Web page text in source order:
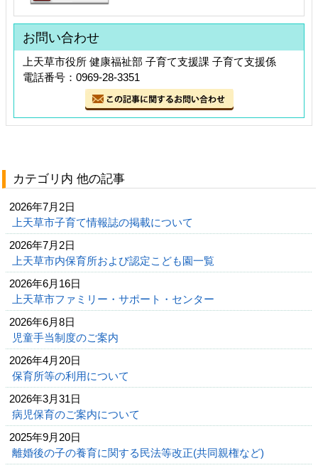
お問い合わせ
上天草市役所 健康福祉部 子育て支援課 子育て支援係
電話番号：0969-28-3351
カテゴリ内 他の記事
2026年7月2日
上天草市子育て情報誌の掲載について
2026年7月2日
上天草市内保育所および認定こども園一覧
2026年6月16日
上天草市ファミリー・サポート・センター
2026年6月8日
児童手当制度のご案内
2026年4月20日
保育所等の利用について
2026年3月31日
病児保育のご案内について
2025年9月20日
離婚後の子の養育に関する民法等改正(共同親権など)